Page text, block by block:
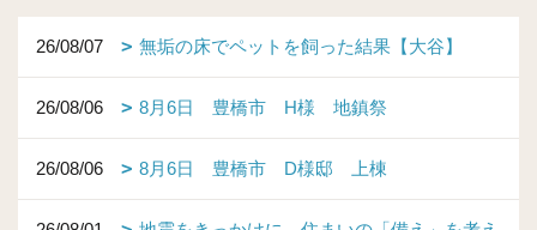
26/08/07 無垢の床でペットを飼った結果【大谷】
26/08/06 8月6日 豊橋市 H様 地鎮祭
26/08/06 8月6日 豊橋市 D様邸 上棟